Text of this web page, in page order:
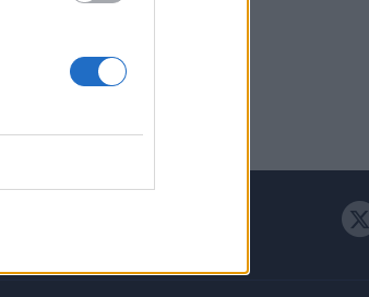
ΣΕΛΙΔΑ 1 ΑΠΟ